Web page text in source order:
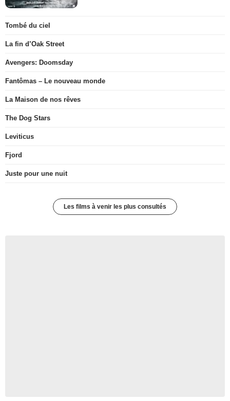
Tombé du ciel
La fin d’Oak Street
Avengers: Doomsday
Fantômas – Le nouveau monde
La Maison de nos rêves
The Dog Stars
Leviticus
Fjord
Juste pour une nuit
Les films à venir les plus consultés